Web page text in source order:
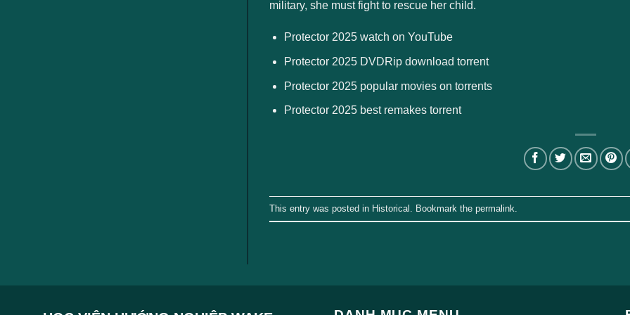
military, she must fight to rescue her child.
Protector 2025 watch on YouTube
Protector 2025 DVDRip download torrent
Protector 2025 popular movies on torrents
Protector 2025 best remakes torrent
This entry was posted in Historical . Bookmark the permalink